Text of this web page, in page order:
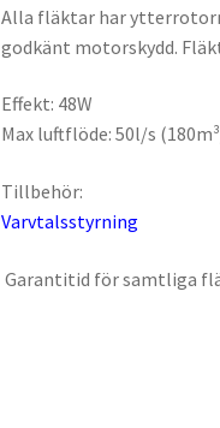
Alla fläktar har
godkänt motorskydd.
Effekt: 48W
Max luftflöde: 50l/s
Tillbehör:
Varvtalsstyrning
Garantitid för samtliga